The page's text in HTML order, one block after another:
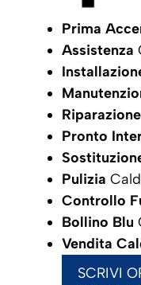
Prima
Assistenza
Riparazione
Pronto
Pulizia
Controllo
Bollino Blu
Vendita
SCRIVI